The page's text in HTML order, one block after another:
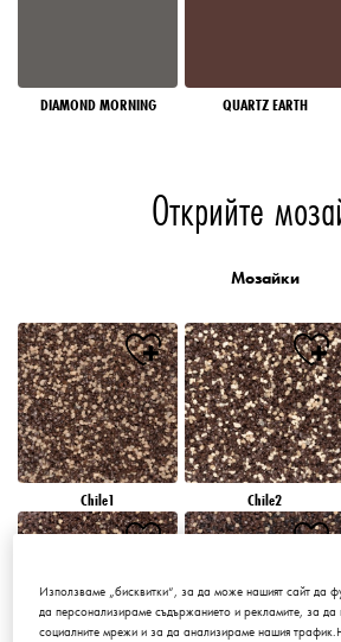
DIAMOND MORNING QUARTZ EARTH
Открийте
Мозайки
Chile1 Chile2
Използваме „бисквитки“, за да може нашият сайт да
да персонализираме съдържанието и рекламите, за да
социалните мрежи и за да анализираме нашия